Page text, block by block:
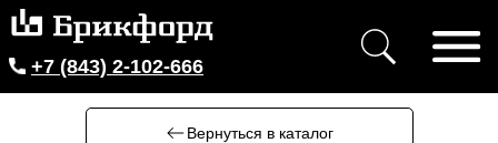
+7 (843) 2-102-666
Вернуться в каталог